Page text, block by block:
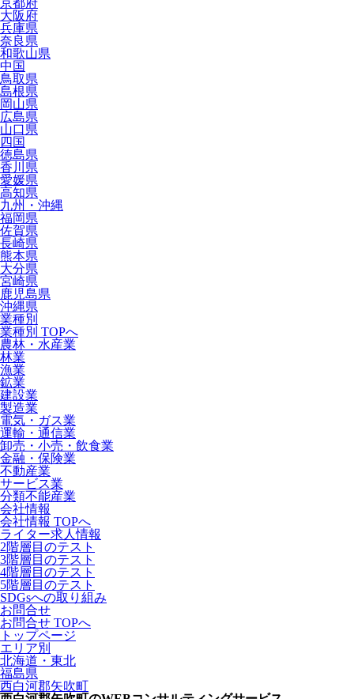
京都府
大阪府
兵庫県
奈良県
和歌山県
中国
鳥取県
島根県
岡山県
広島県
山口県
四国
徳島県
香川県
愛媛県
高知県
九州・沖縄
福岡県
佐賀県
長崎県
熊本県
大分県
宮崎県
鹿児島県
沖縄県
業種別
業種別 TOPへ
農林・水産業
林業
漁業
鉱業
建設業
製造業
電気・ガス業
運輸・通信業
卸売・小売・飲食業
金融・保険業
不動産業
サービス業
分類不能産業
会社情報
会社情報 TOPへ
ライター求人情報
2階層目のテスト
3階層目のテスト
4階層目のテスト
5階層目のテスト
SDGsへの取り組み
お問合せ
お問合せ TOPへ
トップページ
エリア別
北海道・東北
福島県
西白河郡矢吹町